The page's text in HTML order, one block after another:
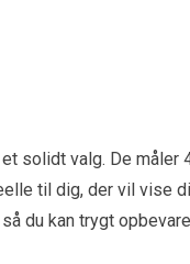
solidt valg. De måler
til dig, der vil vise
du kan trygt